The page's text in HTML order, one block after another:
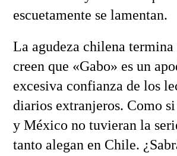
escuetamente se lamentan.
La agudeza chilena termina
creen que «Gabo» es un
excesiva confianza de los
diarios extranjeros. Como
y México no tuvieran la
tanto alegan en Chile.